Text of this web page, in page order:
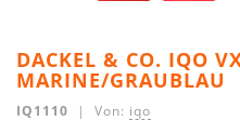
DACKEL & CO. IQO
MARINE/GRAUBLAU
IQ1110 | Von: iqo